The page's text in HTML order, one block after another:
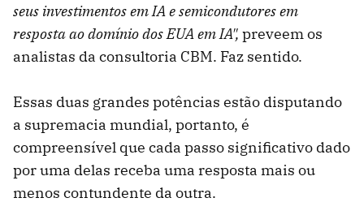
seus investimentos em IA e semicondutores em
resposta ao domínio dos EUA em IA", preveem os
analistas da consultoria CBM. Faz sentido.
Essas duas grandes potências estão disputando
a supremacia mundial, portanto, é
compreensível que cada passo significativo dado
por uma delas receba uma resposta mais ou
menos contundente da outra.